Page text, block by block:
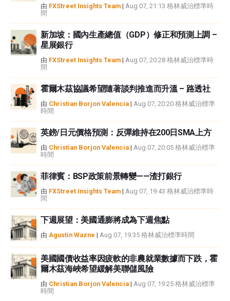
FXStreet並非註冊投資顧問，本文內容無意提供任何投資建議。
由 FXStreet Insights Team | Aug 07, 21:13 格林威治標準時
間
新加坡：國內生產總值（GDP）修正和預測上調 –
星展銀行
由 FXStreet Insights Team | Aug 07, 20:28 格林威治標準時
間
霍爾木茲協議希望隨著談判推進而升溫 – 路透社
由 Christian Borjon Valencia | Aug 07, 20:20 格林威治標準
時間
英鎊/日元價格預測：反彈維持在200日SMA上方
由 Christian Borjon Valencia | Aug 07, 20:05 格林威治標準
時間
菲律賓：BSP政策前景轉變——渣打銀行
由 FXStreet Insights Team | Aug 07, 19:43 格林威治標準時
間
下週展望：美國通膨將成為下週焦點
由 Agustin Wazne | Aug 07, 19:35 格林威治標準時間
美國國債收益率因疲軟的非農就業數據而下跌，霍
爾木茲海峽希望緩解美聯儲風險
由 Christian Borjon Valencia | Aug 07, 19:25 格林威治標準
時間